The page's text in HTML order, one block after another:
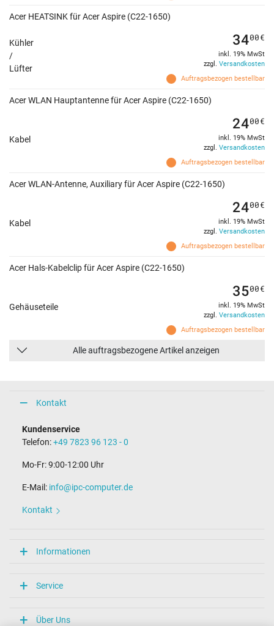
Acer HEATSINK für Acer Aspire (C22-1650)
Kühler
/
Lüfter
Auftragsbezogen bestellbar
3400€
inkl. 19% MwSt
zzgl. Versandkosten
Acer WLAN Hauptantenne für Acer Aspire (C22-1650)
Kabel
Auftragsbezogen bestellbar
2400€
inkl. 19% MwSt
zzgl. Versandkosten
Acer WLAN-Antenne, Auxiliary für Acer Aspire (C22-1650)
Kabel
Auftragsbezogen bestellbar
2400€
inkl. 19% MwSt
zzgl. Versandkosten
Acer Hals-Kabelclip für Acer Aspire (C22-1650)
Gehäuseteile
Auftragsbezogen bestellbar
3500€
inkl. 19% MwSt
zzgl. Versandkosten
Alle auftragsbezogene Artikel anzeigen
Kontakt
Kundenservice
Telefon:+49 7823 96 123 - 0
Mo-Fr: 9:00-12:00 Uhr
E-Mail: info@ipc-computer.de
Kontakt
Informationen
Service
Über Uns